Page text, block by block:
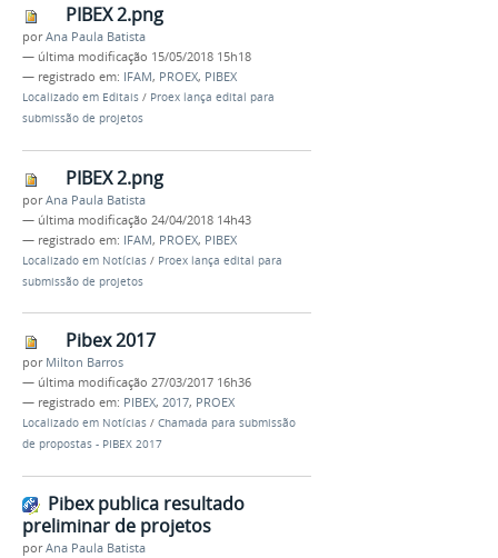
PIBEX 2.png
porAna Paula Batista
— última modificação 15/05/2018 15h18
— registrado em: IFAM, PROEX, PIBEX
Localizado em Editais / Proex lança edital para
submissão de projetos
PIBEX 2.png
porAna Paula Batista
— última modificação 24/04/2018 14h43
— registrado em: IFAM, PROEX, PIBEX
Localizado em Notícias / Proex lança edital para
submissão de projetos
Pibex 2017
por Milton Barros
— última modificação 27/03/2017 16h36
— registrado em: PIBEX, 2017, PROEX
Localizado em Notícias / Chamada para submissão
de propostas - PIBEX 2017
Pibex publica resultado
preliminar de projetos
porAna Paula Batista